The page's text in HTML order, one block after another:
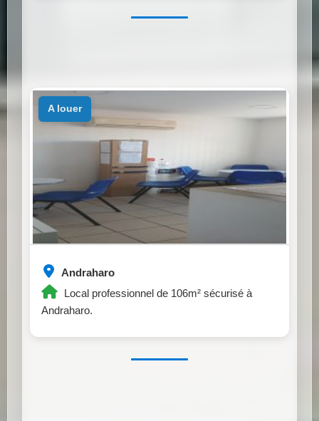
Andraharo
Local professionnel de 106m² sécurisé à
Andraharo.
a louer